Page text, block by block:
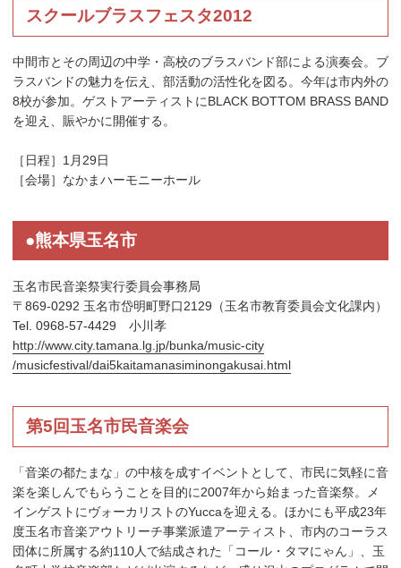
スクールブラスフェスタ2012
中間市とその周辺の中学・高校のブラスバンド部による演奏会。ブ
ラスバンドの魅力を伝え、部活動の活性化を図る。今年は市内外の
8校が参加。ゲストアーティストにBLACK BOTTOM BRASS BAND
を迎え、賑やかに開催する。
［日程］1月29日
［会場］なかまハーモニーホール
●熊本県玉名市
玉名市民音楽祭実行委員会事務局
〒869-0292 玉名市岱明町野口2129（玉名市教育委員会文化課内）
Tel. 0968-57-4429 小川孝
http://www.city.tamana.lg.jp/bunka/music-city
/musicfestival/dai5kaitamanasiminongakusai.html
第5回玉名市民音楽会
「音楽の都たまな」の中核を成すイベントとして、市民に気軽に音
楽を楽しんでもらうことを目的に2007年から始まった音楽祭。メ
インゲストにヴォーカリストのYuccaを迎える。ほかにも平成23年
度玉名市音楽アウトリーチ事業派遣アーティスト、市内のコーラス
団体に所属する約110人で結成された「コール・タマにゃん」、玉